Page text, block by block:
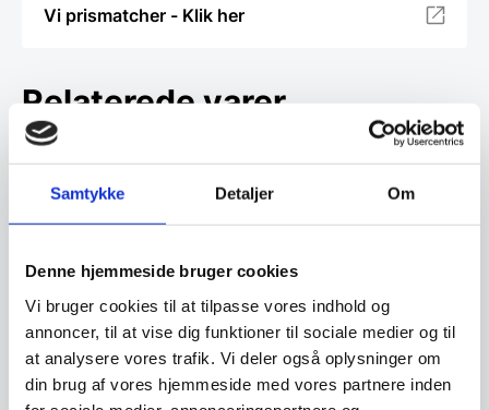
Samtykke Detaljer Om
Denne hjemmeside bruger cookies
Vi bruger cookies til at tilpasse vores indhold og
annoncer, til at vise dig funktioner til sociale medier og til
at analysere vores trafik. Vi deler også oplysninger om
din brug af vores hjemmeside med vores partnere inden
Vi prismatcher - Klik her
Relaterede varer
Alfi Skyline Termokande 1
liter Mat stål
Alfi Skyline kombinerer cool stil
med høj funktionalitet i
køkkenet og på…
Alfi Kugle Termokande
0,94 liter Frost mørk blå
Den klassiske kuglekande er
designet af Ole Palsby i 1985,